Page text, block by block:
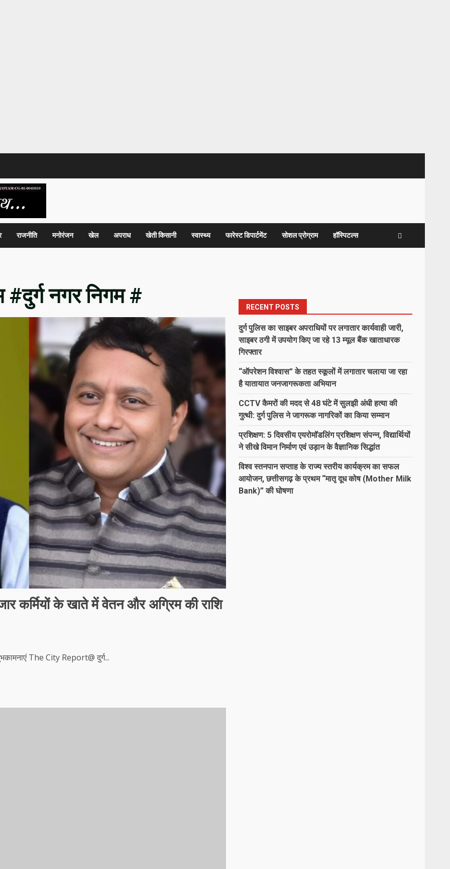
राजनीति मनोरंजन खेल अपराध खेती किसानी स्वास्थ्य फारेस्ट डिपार्टमेंट सोशल प्रोग्राम हॉस्पिटल्स
नगर निगम #
कर्मियों के खाते में वेतन और अग्रिम की राशि
The City Report@ दुर्ग...
RECENT POSTS
दुर्ग पुलिस का साइबर अपराधियों पर लगातार कार्यवाही जारी,
साइबर ठगी में उपयोग किए जा रहे 13 म्यूल बैंक खाताधारक
गिरफ्तार
“ऑपरेशन विश्वास” के तहत स्कूलों में लगातार चलाया जा रहा
है यातायात जनजागरूकता अभियान
CCTV कैमरों की मदद से 48 घंटे में सुलझी अंधी हत्या की
गुत्थी: दुर्ग पुलिस ने जागरूक नागरिकों का किया सम्मान
प्रशिक्षण: 5 दिवसीय एयरोमॉडलिंग प्रशिक्षण संपन्न, विद्यार्थियों
ने सीखे विमान निर्माण एवं उड़ान के वैज्ञानिक सिद्धांत
विश्व स्तनपान सप्ताह के राज्य स्तरीय कार्यक्रम का सफल
आयोजन, छत्तीसगढ़ के प्रथम “मातृ दूध कोष (Mother Milk
Bank)” की घोषणा